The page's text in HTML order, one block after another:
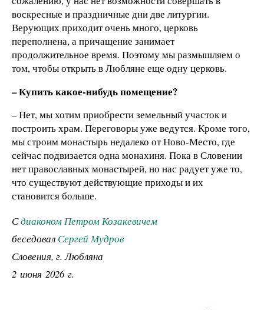
воскресные и праздничные дни две литургии.
Верующих приходит очень много, церковь
переполнена, а причащение занимает
продолжительное время. Поэтому мы размышляем о
том, чтобы открыть в Любляне еще одну церковь.
– Купить какое-нибудь помещение?
– Нет, мы хотим приобрести земельный участок и
построить храм. Переговоры уже ведутся. Кроме того,
мы строим монастырь недалеко от Ново-Место, где
сейчас подвизается одна монахиня. Пока в Словении
нет православных монастырей, но нас радует уже то,
что существуют действующие приходы и их
становится больше.
Сдиаконом Петром Козакевичем
беседовал Сергей Мудров
Словения, г. Любляна
2 июня 2026 г.